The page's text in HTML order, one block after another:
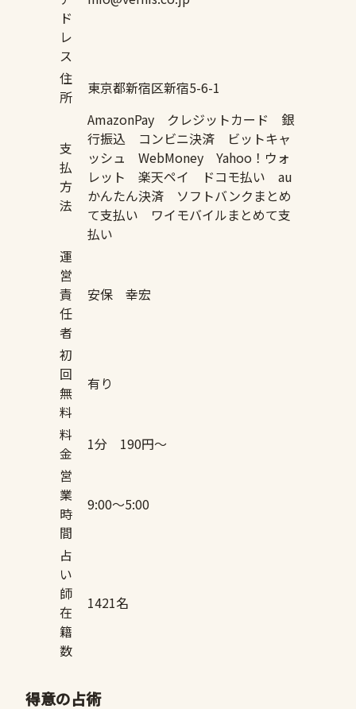
ド
レ
ス
住
所
東京都新宿区新宿5-6-1
支
払
方
法
AmazonPay クレジットカード 銀
行振込 コンビニ決済 ビットキャ
ッシュ WebMoney Yahoo！ウォ
レット 楽天ペイ ドコモ払い au
かんたん決済 ソフトバンクまとめ
て支払い ワイモバイルまとめて支
払い
運
営
責
任
者
安保 幸宏
初
回
無
料
有り
料
金
1分 190円〜
営
業
時
間
9:00〜5:00
占
い
師
在
籍
数
1421名
得意の占術